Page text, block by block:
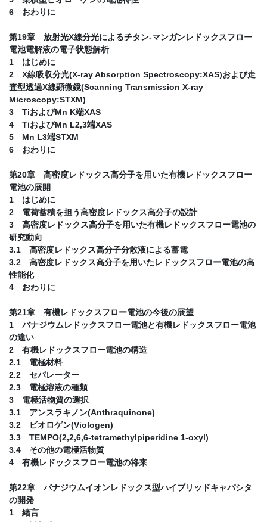
6 おわりに
第19章 放射光X線分光によるチタン-マンガンレドックスフロー
電池電解液の電子状態解析
1 はじめに
2 X線吸収分光(X-ray Absorption Spectroscopy:XAS)および走
査型透過X線顕微鏡(Scanning Transmission X-ray
Microscopy:STXM)
3 TiおよびMn K端XAS
4 TiおよびMn L2,3端XAS
5 Mn L3端STXM
6 おわりに
第20章 高密度レドックス高分子を用いた有機レドックスフロー
電池の展開
1 はじめに
2 電荷蓄積を担う高密度レドックス高分子の設計
3 高密度レドックス高分子を用いた有機レドックスフロー電池の
研究動向
3.1 高密度レドックス高分子分散液による蓄電
3.2 高密度レドックス高分子を用いたレドックスフロー電池の高
性能化
4 おわりに
第21章 有機レドックスフロー電池の今後の展望
1 バナジウムレドックスフロー電池と有機レドックスフロー電池
の違い
2 有機レドックスフロー電池の構造
2.1 電極材料
2.2 セパレーター
2.3 電極溶液の種類
3 電極活物質の選択
3.1 アンスラキノン(Anthraquinone)
3.2 ビオロゲン(Viologen)
3.3 TEMPO(2,2,6,6-tetramethylpiperidine 1-oxyl)
3.4 その他の電極活物質
4 有機レドックスフロー電池の将来
第22章 バナジウムイオンレドックス型ハイブリッドキャパシタ
の開発
1 緒言